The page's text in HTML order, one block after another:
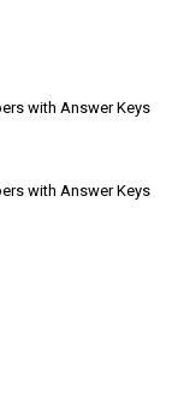
with Answer Keys
with Answer Keys